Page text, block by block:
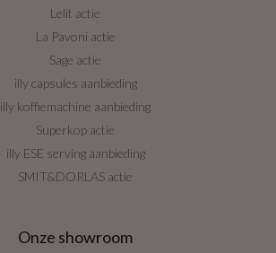
Lelit actie
La Pavoni actie
Sage actie
illy capsules aanbieding
illy koffiemachine aanbieding
Superkop actie
illy ESE serving aanbieding
SMIT&DORLAS actie
Onze showroom